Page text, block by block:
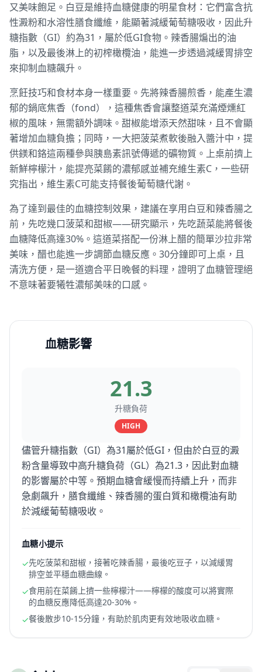
又美味飽足。白豆是維持血糖健康的明星食材：它們富含抗
性澱粉和水溶性膳食纖維，能顯著減緩葡萄糖吸收，因此升
糖指數（GI）約為31，屬於低GI食物。辣香腸煸出的油
脂，以及最後淋上的初榨橄欖油，能進一步透過減緩胃排空
來抑制血糖飆升。
烹飪技巧和食材本身一樣重要。先將辣香腸煎香，能產生濃
郁的鍋底焦香（fond），這種焦香會讓整道菜充滿煙燻紅
椒的風味，無需額外調味。甜椒能增添天然甜味，且不會顯
著增加血糖負擔；同時，一大把菠菜煮軟後融入醬汁中，提
供鎂和鉻這兩種參與胰島素訊號傳遞的礦物質。上桌前擠上
新鮮檸檬汁，能提亮菜餚的濃郁感並補充維生素C，一些研
究指出，維生素C可能支持餐後葡萄糖代謝。
為了達到最佳的血糖控制效果，建議在享用白豆和辣香腸之
前，先吃幾口菠菜和甜椒——研究顯示，先吃蔬菜能將餐後
血糖降低高達30%。這道菜搭配一份淋上醋的簡單沙拉非常
美味，醋也能進一步調節血糖反應。30分鐘即可上桌，且
清洗方便，是一道適合平日晚餐的料理，證明了血糖管理絕
不意味著要犧牲濃郁美味的口感。
血糖影響
21.3
升糖負荷
HIGH
儘管升糖指數（GI）為31屬於低GI，但由於白豆的澱
粉含量導致中高升糖負荷（GL）為21.3，因此對血糖
的影響屬於中等。預期血糖會緩慢而持續上升，而非
急劇飆升，膳食纖維、辣香腸的蛋白質和橄欖油有助
於減緩葡萄糖吸收。
血糖小提示
✓先吃菠菜和甜椒，接著吃辣香腸，最後吃豆子，以減緩胃
排空並平穩血糖曲線。
✓食用前在菜餚上擠一些檸檬汁——檸檬的酸度可以將實際
的血糖反應降低高達20-30%。
✓餐後散步10-15分鐘，有助於肌肉更有效地吸收血糖。